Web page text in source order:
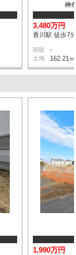
神
3,480万円
香川駅 徒歩7分
間取 -
土地 162.21㎡
1,990万円